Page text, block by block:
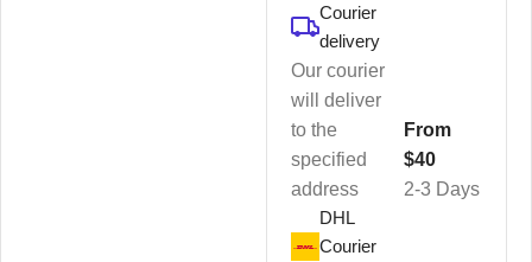
Courier
delivery
Our courier
will deliver
to the
specified
address
2-3 Days
From
$40
DHL
Courier